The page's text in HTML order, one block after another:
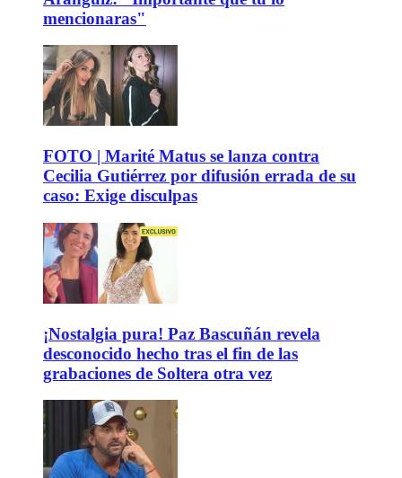
mencionaras"
FOTO | Marité Matus se lanza contra
Cecilia Gutiérrez por difusión errada de su
caso: Exige disculpas
¡Nostalgia pura! Paz Bascuñán revela
desconocido hecho tras el fin de las
grabaciones de Soltera otra vez